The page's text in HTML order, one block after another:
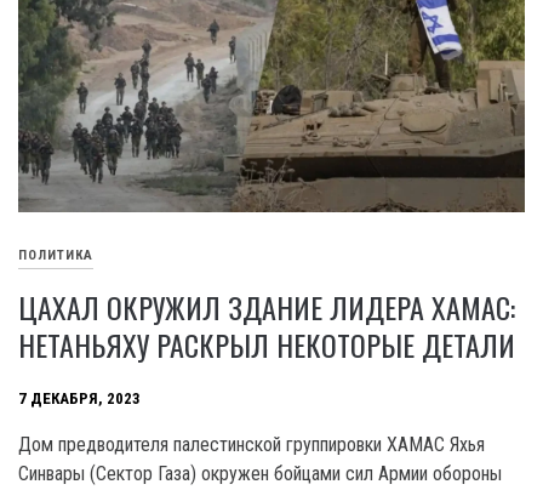
ПОЛИТИКА
ЦАХАЛ ОКРУЖИЛ ЗДАНИЕ ЛИДЕРА ХАМАС:
НЕТАНЬЯХУ РАСКРЫЛ НЕКОТОРЫЕ ДЕТАЛИ
7 ДЕКАБРЯ, 2023
Дом предводителя палестинской группировки XAMAC Яхья
Синвары (Сектор Газа) окружен бойцами сил Армии обороны